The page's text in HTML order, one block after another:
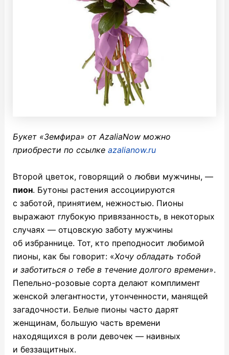
Букет «Земфира» от AzaliaNow можно
приобрести по ссылке azalianow.ru
Второй цветок, говорящий о любви мужчины, —
пион. Бутоны растения ассоциируются
с заботой, принятием, нежностью. Пионы
выражают глубокую привязанность, в некоторых
случаях — отцовскую заботу мужчины
об избраннице. Тот, кто преподносит любимой
пионы, как бы говорит: «Хочу обладать тобой
и заботиться о тебе в течение долгого времени».
Пепельно-розовые сорта делают комплимент
женской элегантности, утонченности, манящей
загадочности. Белые пионы часто дарят
женщинам, большую часть времени
находящихся в роли девочек — наивных
и беззащитных.